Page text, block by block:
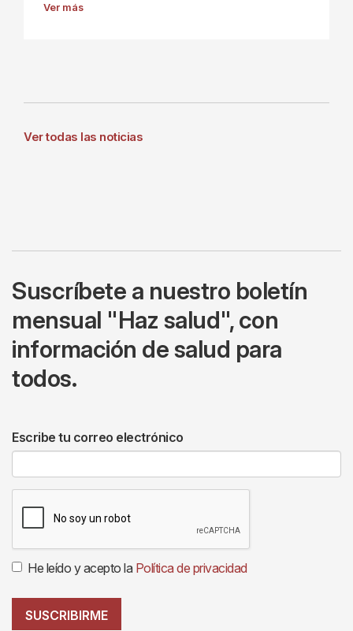
Ver más
Ver todas las noticias
Suscríbete a nuestro boletín
mensual "Haz salud", con
información de salud para
todos.
Escribe tu correo electrónico
He leído y acepto la Política de privacidad
SUSCRIBIRME